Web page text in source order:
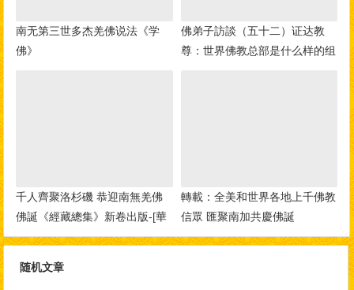
南无第三世多杰羌佛说法《学
佛》
佛弟子訪談（五十二）证达教
尊：世界佛教总部是什么样的组
千人齊聚洛杉磯 恭迎南無羌佛
佛誕《經藏總集》新卷出版-[華
人今日網]
轉載：全美和世界各地上千佛教
信眾 匯聚南加共慶佛誕
随机文章